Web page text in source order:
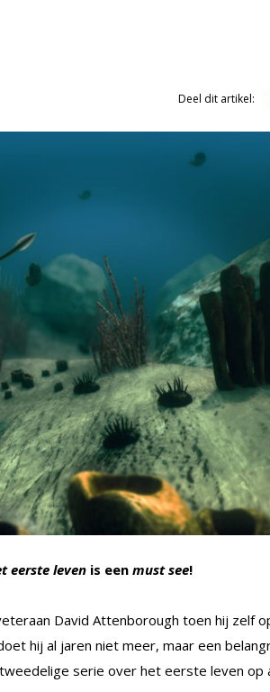
Deel dit artikel:
eerste leven is een must see!
David Attenborough toen hij zelf
hij al jaren niet meer, maar een
serie over het eerste leven op